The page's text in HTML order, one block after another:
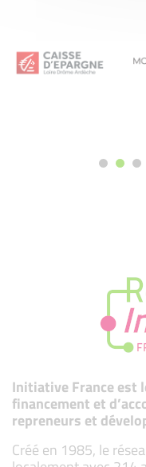
Initiative France est
financement et
repreneurs et
Créé en 1985, le